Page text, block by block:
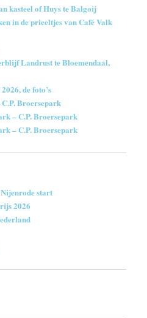
kasteel of Huys te Balgoij
in de prieeltjes van Café Valk
Landrust te Bloemendaal,
de foto’s
Broersepark
– C.P. Broersepark
– C.P. Broersepark
start
2026